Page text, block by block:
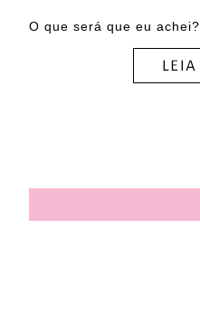
O que será que eu achei?